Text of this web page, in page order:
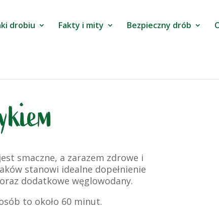
drobiu Fakty i mity Bezpieczny drób
smaczne, a zarazem zdrowe i
stanowi idealne dopełnienie
dodatkowe węglowodany.
to około 60 minut.